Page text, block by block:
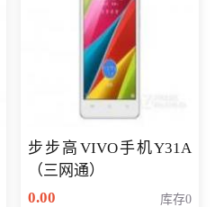
步步高VIVO手机Y31A
（三网通）
0.00
库存0